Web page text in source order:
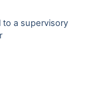
to a supervisory